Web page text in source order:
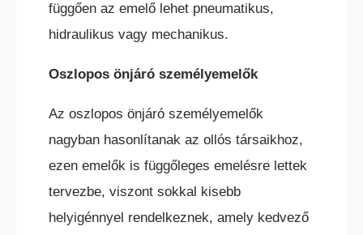
BELTÉRI ELEKTROMOS HOMLOKVILLÁS
TARGONCA
függően az emelő lehet pneumatikus,
hidraulikus vagy mechanikus.
Oszlopos önjáró személyemelők
Az oszlopos önjáró személyemelők
nagyban hasonlítanak az ollós társaikhoz,
ezen emelők is függőleges emelésre lettek
tervezbe, viszont sokkal kisebb
helyigénnyel rendelkeznek, amely kedvező